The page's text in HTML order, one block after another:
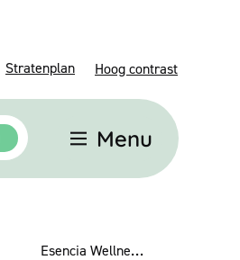
Stratenplan Hoog contrast
Menu
Esencia Wellness.